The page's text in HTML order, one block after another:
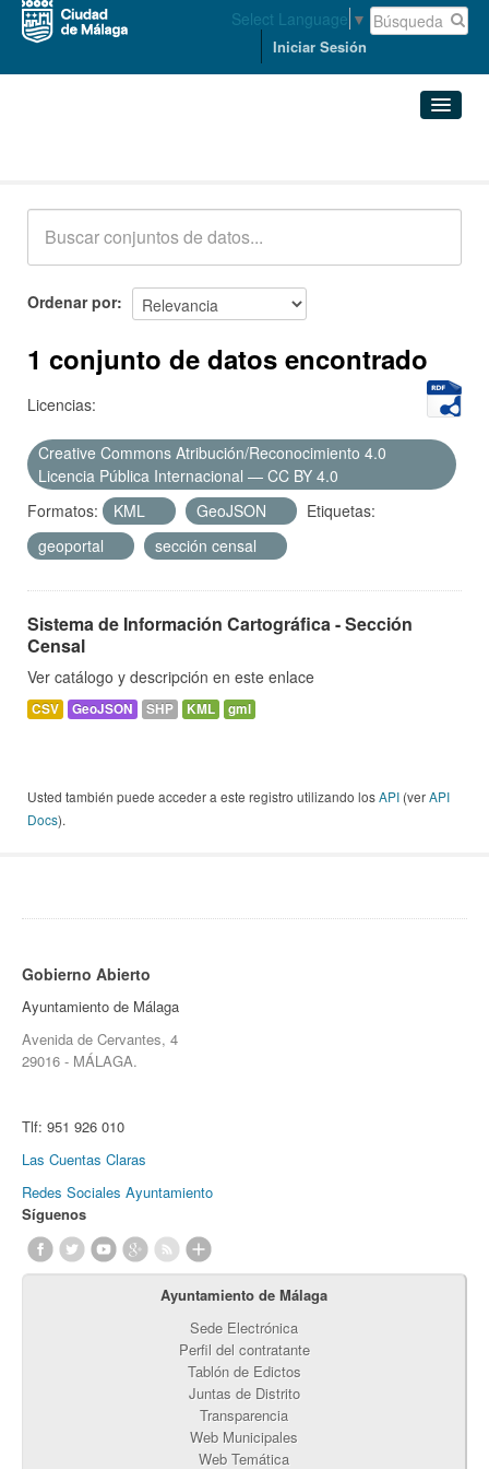
Select Language ▼
Iniciar Sesión
Acerca de
Ordenar por
1 conjunto de datos encontrado
Licencias:
Creative Commons Atribución/Reconocimiento 4.0
Licencia Pública Internacional — CC BY 4.0
Formatos:
KML GeoJSON
Etiquetas:
geoportal
sección censal
Sistema de Información Cartográfica - Sección
Censal
Ver catálogo y descripción en este enlace
CSV GeoJSON SHP KML gml
Usted también puede acceder a este registro utilizando losAPI (verAPI
Docs).
Gobierno Abierto
Ayuntamiento de Málaga
Avenida de Cervantes, 4
29016 - MÁLAGA.
Tlf: 951 926 010
Las Cuentas Claras
Redes Sociales Ayuntamiento
Síguenos
Ayuntamiento de Málaga
Sede Electrónica
Perfil del contratante
Tablón de Edictos
Juntas de Distrito
Transparencia
Web Municipales
Web Temática